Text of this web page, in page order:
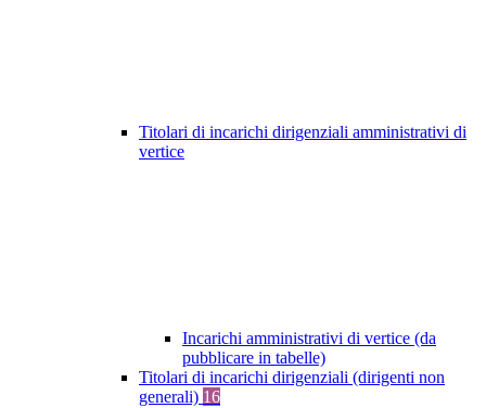
Titolari di incarichi dirigenziali amministrativi di
vertice
Incarichi amministrativi di vertice (da
pubblicare in tabelle)
Titolari di incarichi dirigenziali (dirigenti non
generali) 16